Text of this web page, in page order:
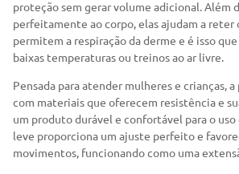
proteção sem gerar volume adicional. Além
perfeitamente ao corpo, elas ajudam a reter
permitem a respiração da derme e é isso
baixas temperaturas ou treinos ao ar livre.
Pensada para atender mulheres e crianças,
com materiais que oferecem resistência e
um produto durável e confortável para o
leve proporciona um ajuste perfeito e
movimentos, funcionando como uma